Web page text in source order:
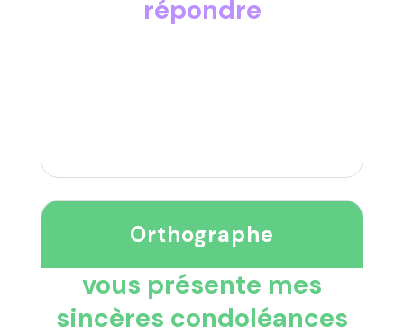
répondre
Orthographe
vous présente mes
sincères condoléances